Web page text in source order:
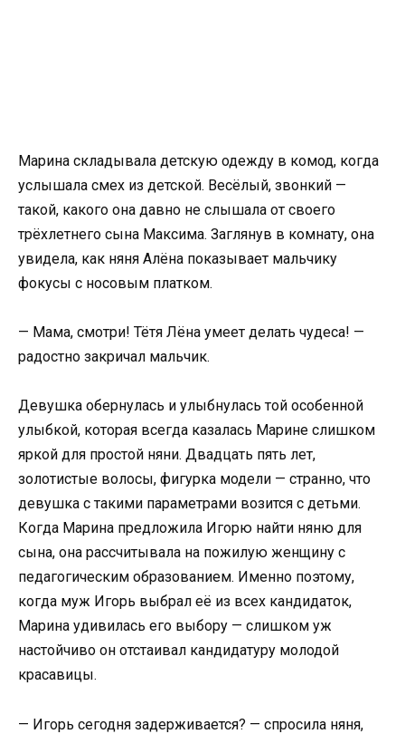
Марина складывала детскую одежду в комод, когда
услышала смех из детской. Весёлый, звонкий —
такой, какого она давно не слышала от своего
трёхлетнего сына Максима. Заглянув в комнату, она
увидела, как няня Алёна показывает мальчику
фокусы с носовым платком.
— Мама, смотри! Тётя Лёна умеет делать чудеса! —
радостно закричал мальчик.
Девушка обернулась и улыбнулась той особенной
улыбкой, которая всегда казалась Марине слишком
яркой для простой няни. Двадцать пять лет,
золотистые волосы, фигурка модели — странно, что
девушка с такими параметрами возится с детьми.
Когда Марина предложила Игорю найти няню для
сына, она рассчитывала на пожилую женщину с
педагогическим образованием. Именно поэтому,
когда муж Игорь выбрал её из всех кандидаток,
Марина удивилась его выбору — слишком уж
настойчиво он отстаивал кандидатуру молодой
красавицы.
— Игорь сегодня задерживается? — спросила няня,